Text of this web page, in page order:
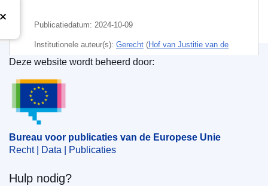
Publicatiedatum: 2024-10-09
Institutionele auteur(s): Gerecht (Hof van Justitie van de
Europese Unie)
CELEX : 62023TJ0007
ECLI : ECLI:EU:T:2024:682
Bureau voor publicaties van de Europese Unie
Deze website wordt beheerd door:
Bureau voor publicaties van de Europese Unie
Recht | Data | Publicaties
Hulp nodig?